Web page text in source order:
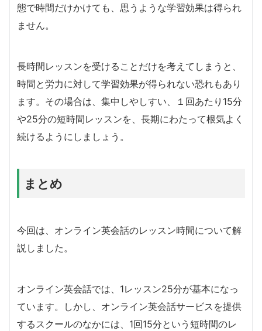
態で時間だけかけても、思うような学習効果は得られ
ません。
長時間レッスンを受けることだけを考えてしまうと、
時間と労力に対して学習効果が得られない恐れもあり
ます。その場合は、集中しやしすい、１回あたり15分
や25分の短時間レッスンを、長期にわたって根気よく
続けるようにしましょう。
まとめ
今回は、オンライン英会話のレッスン時間について解
説しました。
オンライン英会話では、1レッスン25分が基本になっ
ています。しかし、オンライン英会話サービスを提供
するスクールのなかには、1回15分という短時間のレ